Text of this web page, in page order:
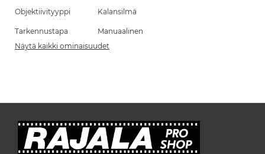
Objektiivityyppi Kalansilmä
Tarkennustapa
Manuaalinen
Näytä kaikki ominaisuudet